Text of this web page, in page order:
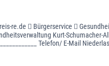
re.de  Bürgerservice 
Kurt-Schumacher-
Telefon/ E-Mail